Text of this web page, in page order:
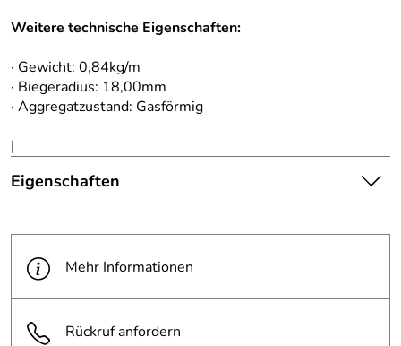
Weitere technische Eigenschaften:
· Gewicht: 0,84kg/m
· Biegeradius: 18,00mm
· Aggregatzustand: Gasförmig
|
Eigenschaften
Hinweis
Produktbilder:
stellt keine verbindliche
beachten Sie die
Textbeschreibung.
Mehr Informationen
Rückruf anfordern